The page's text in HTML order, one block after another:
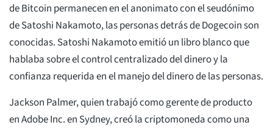
de Bitcoin permanecen en el anonimato con el seudónimo
de Satoshi Nakamoto, las personas detrás de Dogecoin son
conocidas. Satoshi Nakamoto emitió un libro blanco que
hablaba sobre el control centralizado del dinero y la
confianza requerida en el manejo del dinero de las personas.
Jackson Palmer, quien trabajó como gerente de producto
en Adobe Inc. en Sydney, creó la criptomoneda como una